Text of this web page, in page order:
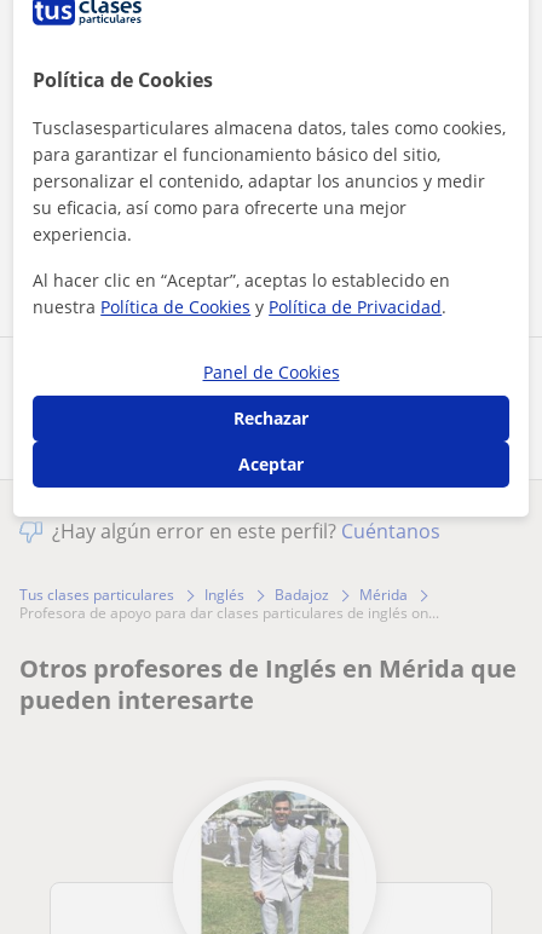
Comparte a este profesor
Al hacer clic, aceptas nuestroaviso legaly deprivacidad
¿Hay algún error en este perfil? Cuéntanos
Tus clases particulares Inglés Badajoz
Mérida
profesora de apoyo para dar clases particulares de inglés on...
Otros profesores de Inglés en Mérida que
pueden interesarte
Política de Cookies
Tusclasesparticulares almacena datos, tales como cookies,
para garantizar el funcionamiento básico del sitio,
personalizar el contenido, adaptar los anuncios y medir
su eficacia, así como para ofrecerte una mejor
experiencia.
Al hacer clic en “Aceptar”, aceptas lo establecido en
nuestra Política de Cookies y Política de Privacidad.
Panel de Cookies
Rechazar
Aceptar